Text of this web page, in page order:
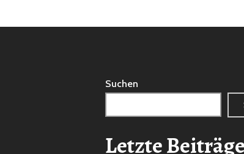
Suchen
Letzte Beiträge